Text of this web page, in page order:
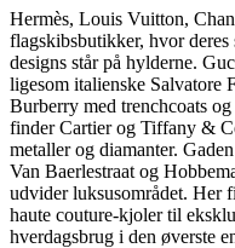
Hermès, Louis Vuitton,
flagskibsbutikker, hvor
designs står på hylderne.
ligesom italienske Salvatore
Burberry med trenchcoats
finder Cartier og Tiffany &
metaller og diamanter.
Van Baerlestraat og
udvider luksusområdet. Her
haute couture-kjoler til
hverdagsbrug i den øverste